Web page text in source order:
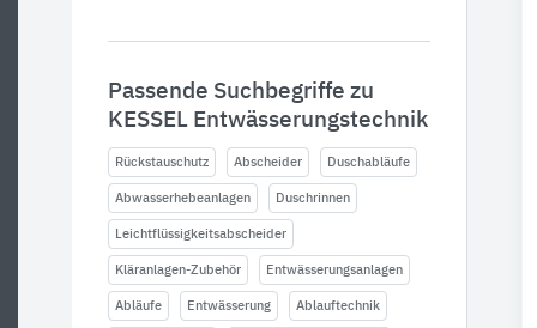
Passende Suchbegriffe zu
KESSEL Entwässerungstechnik
Rückstauschutz Abscheider Duschabläufe
Abwasserhebeanlagen Duschrinnen
Leichtflüssigkeitsabscheider
Kläranlagen-Zubehör Entwässerungsanlagen
Abläufe Entwässerung Ablauftechnik